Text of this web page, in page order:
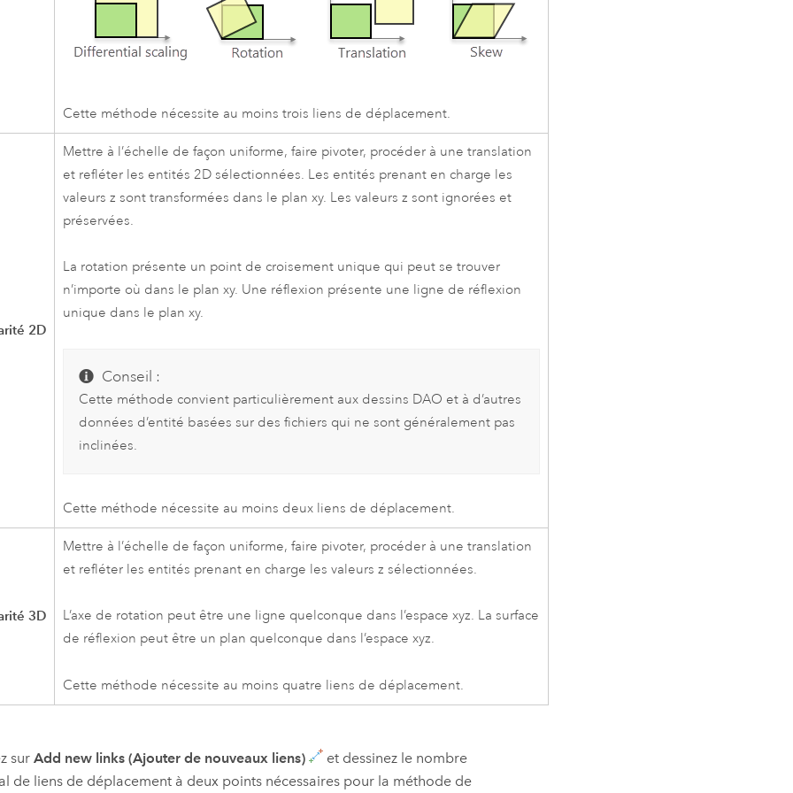
Cette méthode nécessite au moins trois liens de déplacement.
2D
Mettre à l’échelle de façon uniforme, faire pivoter, procéder à une translation
et refléter les entités 2D sélectionnées. Les entités prenant en charge les
valeurs z sont transformées dans le plan xy. Les valeurs z sont ignorées et
préservées.
La rotation présente un point de croisement unique qui peut se trouver
n’importe où dans le plan xy. Une réflexion présente une ligne de réflexion
unique dans le plan xy.
Conseil :
Cette méthode convient particulièrement aux dessins DAO et à d’autres
données d’entité basées sur des fichiers qui ne sont généralement pas
inclinées.
Cette méthode nécessite au moins deux liens de déplacement.
3D
Mettre à l’échelle de façon uniforme, faire pivoter, procéder à une translation
et refléter les entités prenant en charge les valeurs z sélectionnées.
L’axe de rotation peut être une ligne quelconque dans l’espace xyz. La surface
de réflexion peut être un plan quelconque dans l’espace xyz.
Cette méthode nécessite au moins quatre liens de déplacement.
surAdd new links (Ajouter de nouveaux liens)
et dessinez le nombre
de liens de déplacement à deux points nécessaires pour la méthode de